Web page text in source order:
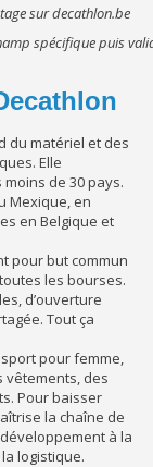
spécifique puis
du matériel et des
Elle
de 30 pays.
Mexique, en
en Belgique et
pour but commun
les bourses.
d’ouverture
Tout ça
pour femme,
vêtements, des
Pour baisser
la chaîne de
à la
logistique.